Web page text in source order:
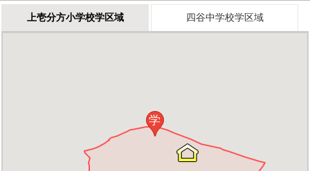
上壱分方小学校学区域 四谷中学校学区域
学